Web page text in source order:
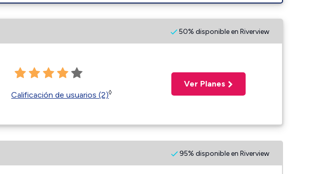
50% disponible en Riverview
Calificación de usuarios (2)◊
Ver Planes
95% disponible en Riverview